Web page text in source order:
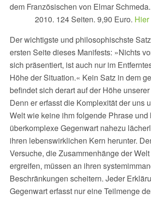
dem Französischen von Elmar
2010. 124 Seiten. 9,90 Euro. Hier
Der wichtigste und philosophischste
ersten Seite dieses Manifests: »Nichts
sich präsentiert, ist auch nur im
Höhe der Situation.« Kein Satz in dem
befindet sich derart auf der Höhe
Denn er erfasst die Komplexität der uns
Welt wie keine ihm folgende Phrase und
überkomplexe Gegenwart nahezu
ihren lebenswirklichen Kern herunter.
Versuche, die Zusammenhänge der
ergreifen, müssen an ihren
Beschränkungen scheitern. Jeder
Gegenwart erfasst nur eine Teilmenge